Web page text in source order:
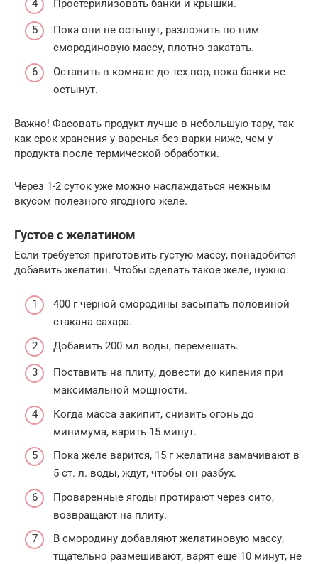
Простерилизовать банки и крышки.
Пока они не остынут, разложить по ним
смородиновую массу, плотно закатать.
Оставить в комнате до тех пор, пока банки не
остынут.
Важно! Фасовать продукт лучше в небольшую тару, так
как срок хранения у варенья без варки ниже, чем у
продукта после термической обработки.
Через 1-2 суток уже можно наслаждаться нежным
вкусом полезного ягодного желе.
Густое с желатином
Если требуется приготовить густую массу, понадобится
добавить желатин. Чтобы сделать такое желе, нужно:
400 г черной смородины засыпать половиной
стакана сахара.
Добавить 200 мл воды, перемешать.
Поставить на плиту, довести до кипения при
максимальной мощности.
Когда масса закипит, снизить огонь до
минимума, варить 15 минут.
Пока желе варится, 15 г желатина замачивают в
5 ст. л. воды, ждут, чтобы он разбух.
Проваренные ягоды протирают через сито,
возвращают на плиту.
В смородину добавляют желатиновую массу,
тщательно размешивают, варят еще 10 минут, не